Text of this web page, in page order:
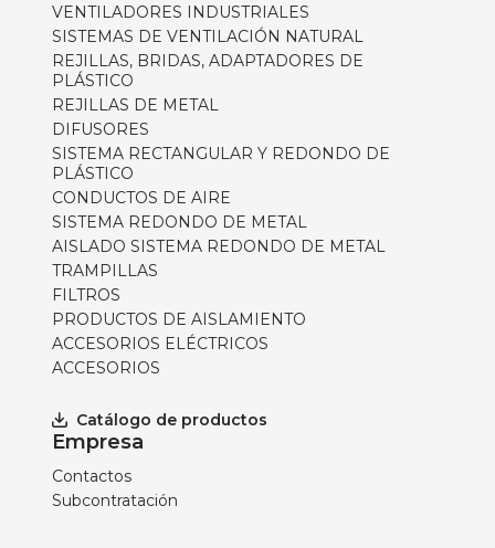
VENTILADORES INDUSTRIALES
SISTEMAS DE VENTILACIÓN NATURAL
REJILLAS, BRIDAS, ADAPTADORES DE
PLÁSTICO
REJILLAS DE METAL
DIFUSORES
SISTEMA RECTANGULAR Y REDONDO DE
PLÁSTICO
CONDUCTOS DE AIRE
SISTEMA REDONDO DE METAL
AISLADO SISTEMA REDONDO DE METAL
TRAMPILLAS
FILTROS
PRODUCTOS DE AISLAMIENTO
ACCESORIOS ELÉCTRICOS
ACCESORIOS
Catálogo de productos
Empresa
Contactos
Subcontratación